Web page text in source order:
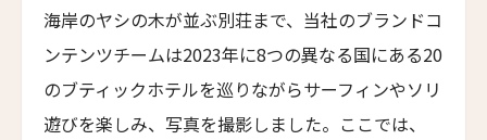
ムンドゥク・キャビンbyデサ・ヘイ
シーナ・ヴィラ・マティルデ
Sina Villa Matilde
10人
11人
12人
9人
10人
11人
海岸のヤシの木が並ぶ別荘まで、当社のブランドコ
ンテンツチームは2023年に8つの異なる国にある20
のブティックホテルを巡りながらサーフィンやソリ
遊びを楽しみ、写真を撮影しました。ここでは、